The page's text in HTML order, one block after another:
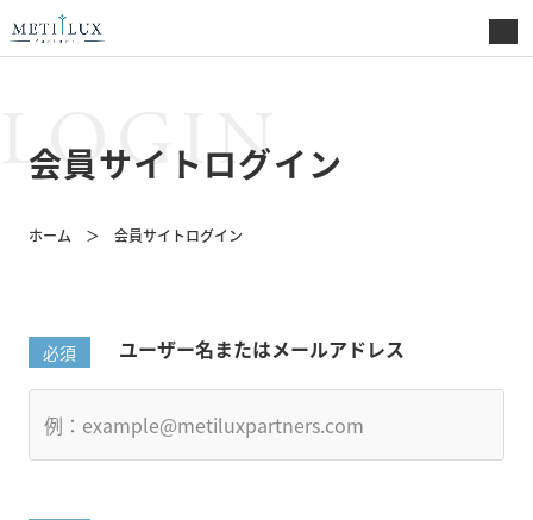
LOGIN
会員サイトログイン
ホーム 会員サイトログイン
ユーザー名またはメールアドレス